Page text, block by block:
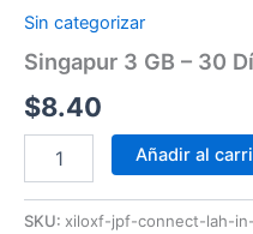
Sin categorizar
Singapur 3 GB – 30
$8.40
Añadir al
SKU: xiloxf-jpf-connect-lah-